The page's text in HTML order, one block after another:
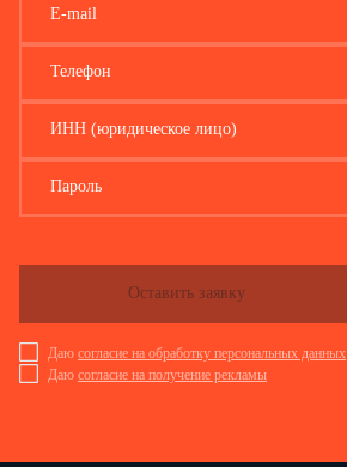
E-mail
Телефон
ИНН (юридическое лицо)
Пароль
Даю согласие на обработку персональных данных
Даю согласие на получение рекламы
Оставить заявку